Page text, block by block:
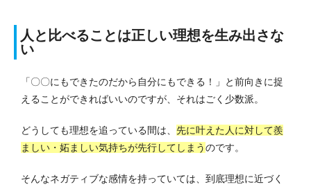
人と比べることは正しい理想を生み出さな
い
「〇〇にもできたのだから自分にもできる！」と前向きに捉
えることができればいいのですが、それはごく少数派。
どうしても理想を追っている間は、 先に叶えた人に対して羨
ましい・妬ましい気持ちが先行してしまうのです。
そんなネガティブな感情を持っていては、到底理想に近づく